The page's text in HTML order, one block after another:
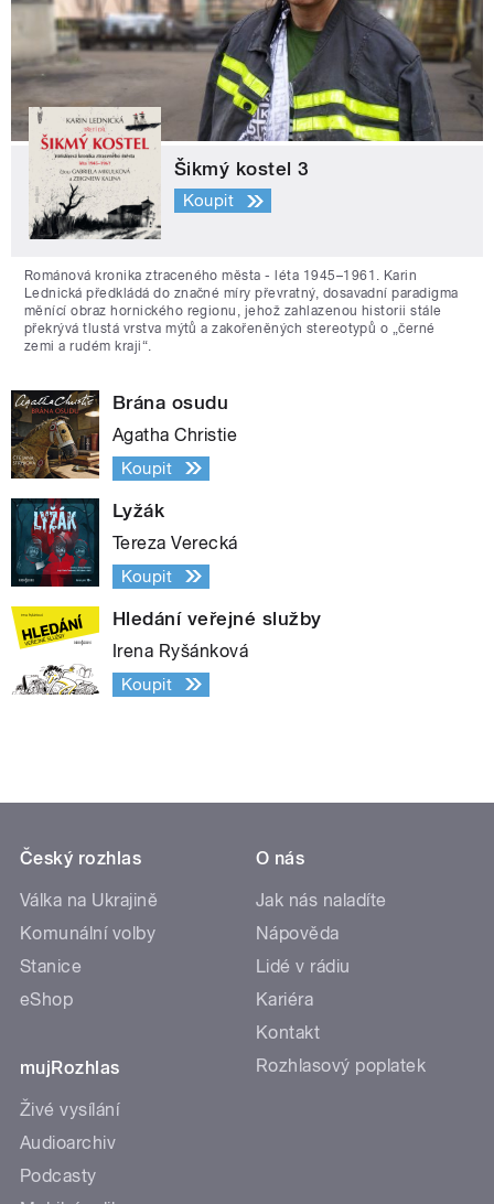
Šikmý kostel 3
Koupit
Románová kronika ztraceného města - léta 1945–1961. Karin
Lednická předkládá do značné míry převratný, dosavadní paradigma
měnící obraz hornického regionu, jehož zahlazenou historii stále
překrývá tlustá vrstva mýtů a zakořeněných stereotypů o „černé
zemi a rudém kraji“.
Brána osudu
Agatha Christie
Koupit
Lyžák
Tereza Verecká
Koupit
Hledání veřejné služby
Irena Ryšánková
Koupit
Český rozhlas
Válka na Ukrajině
Komunální volby
Stanice
eShop
mujRozhlas
Živé vysílání
Audioarchiv
Podcasty
O nás
Jak nás naladíte
Nápověda
Lidé v rádiu
Kariéra
Kontakt
Rozhlasový poplatek